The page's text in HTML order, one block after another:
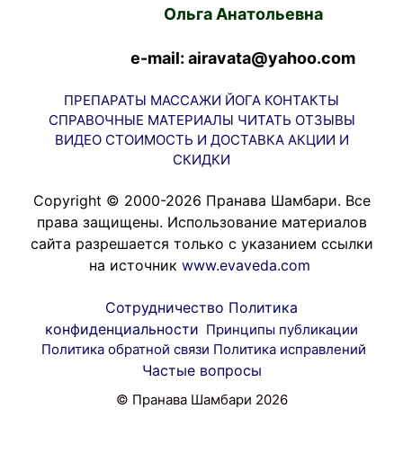
Ольга Анатольевна
e-mail: airavata@yahoo.com
ПРЕПАРАТЫ МАССАЖИ ЙОГА КОНТАКТЫ
СПРАВОЧНЫЕ МАТЕРИАЛЫ ЧИТАТЬ ОТЗЫВЫ
ВИДЕО СТОИМОСТЬ И ДОСТАВКА АКЦИИ И
СКИДКИ
Copyright © 2000-2026 Пранава Шамбари. Все
права защищены. Использование материалов
сайта разрешается только с указанием ссылки
на источник www.evaveda.com
Сотрудничество Политика
конфиденциальности Принципы публикации
Политика обратной связи Политика исправлений
Частые вопросы
© Пранава Шамбари 2026